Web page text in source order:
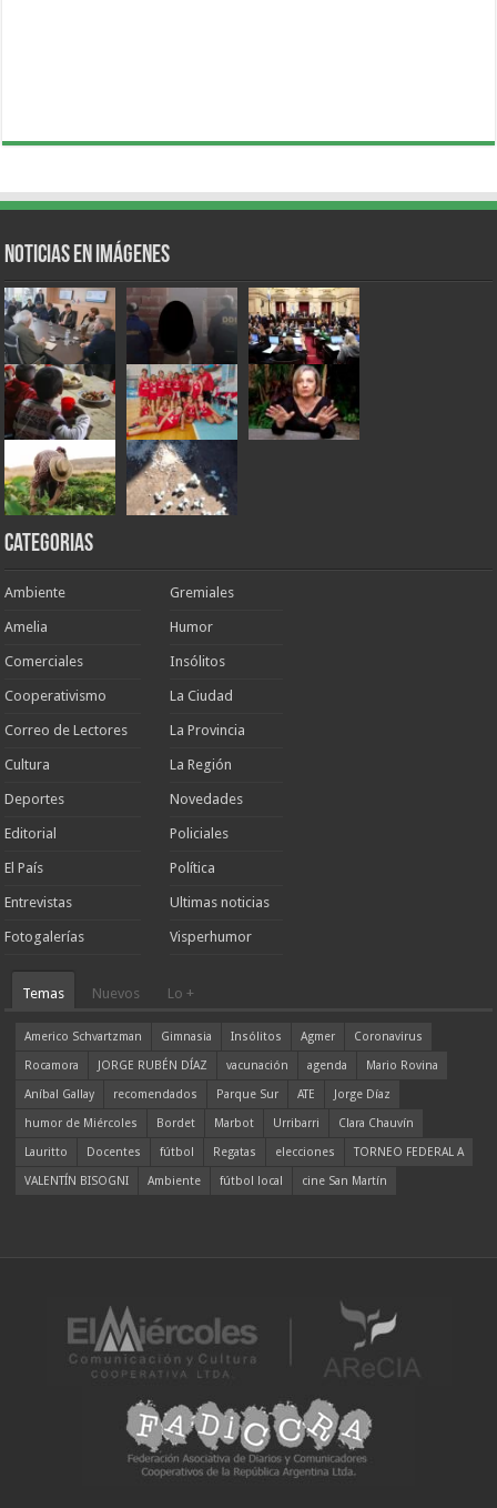
Noticias en Imágenes
Categorias
Ambiente
Amelia
Comerciales
Cooperativismo
Correo de Lectores
Cultura
Deportes
Editorial
El País
Entrevistas
Fotogalerías
Gremiales
Humor
Insólitos
La Ciudad
La Provincia
La Región
Novedades
Policiales
Política
Ultimas noticias
Visperhumor
Temas Nuevos Lo +
Americo Schvartzman Gimnasia Insólitos Agmer
Coronavirus
Rocamora
JORGE RUBÉN DÍAZ vacunación agenda
Mario Rovina
Aníbal Gallay
recomendados Parque Sur ATE
Jorge Díaz
humor de Miércoles
Bordet Marbot Urribarri
Clara Chauvín
Lauritto
Docentes fútbol Regatas elecciones
TORNEO FEDERAL A
VALENTÍN BISOGNI
Ambiente fútbol local cine San Martín